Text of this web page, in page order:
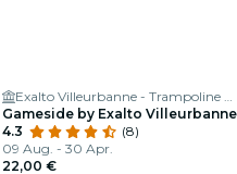
Exalto Villeurbanne - Trampoline Park et GameSide
Gameside by Exalto Villeurbanne
4.3
(8)
09 Aug. - 30 Apr.
22,00 €